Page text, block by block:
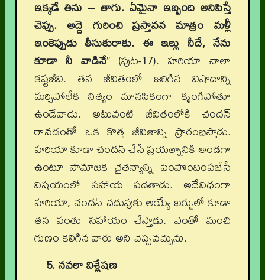
ఇక్కడే తిను – తాగు. ఏమైనా ఇబ్బంది అనిపిస్తే
చెప్పు. అద్దె గురించి ప్రస్తావన మాత్రం మళ్లీ
ఇంకెప్పుడు తీసుకురాకు. ఈ ఇల్లు నీదే, నేను
కూడా నీ వాడినే” (పుట-17). హరియా చాలా
కష్టజీవి. తన జీవితంలో జరిగిన విషాదాన్ని
మర్చిపోలేక నిత్యం మానసికంగా కృంగిపోతూ
ఉండేవాడు. అటువంటి జీవితంలోకి చందన్
రావడంతో ఒక కొత్త జీవితాన్ని ప్రారంభిస్తాడు.
హరియా కూడా చందన్ చేసే ప్రయత్నానికి అండగా
ఉంటూ సామాజిక చైతన్యాన్ని పెంపొందింపజేసే
విషయంలో సహాయ పడతాడు. అదేవిధంగా
హరియా, చందన్ చదువుకు అయ్యే ఖర్చులో కూడా
తన వంతు సహాయం చేస్తాడు. ఎంతో మంచి
గుణం కలిగిన వారు అని చెప్పవచ్చును.
5. నవలా విశ్లేషణ